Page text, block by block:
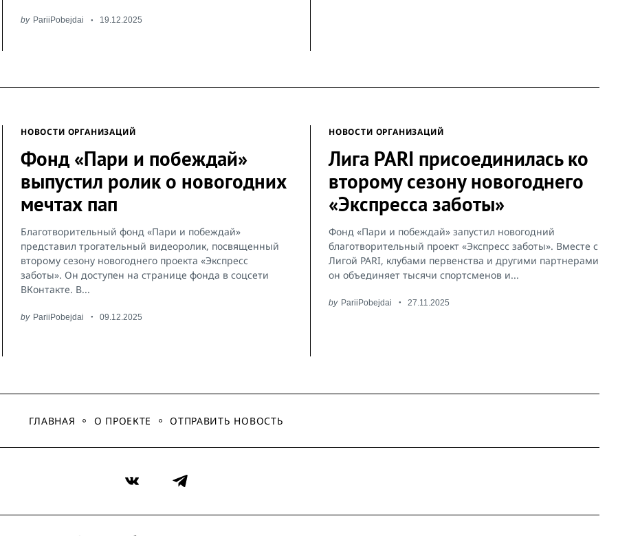
by PariiPobejdai 19.12.2025
НОВОСТИ ОРГАНИЗАЦИЙ
Фонд «Пари и побеждай»
выпустил ролик о новогодних
мечтах пап
Благотворительный фонд «Пари и побеждай»
представил трогательный видеоролик, посвященный
второму сезону новогоднего проекта «Экспресс
заботы». Он доступен на странице фонда в соцсети
ВКонтакте. В...
by PariiPobejdai 09.12.2025
НОВОСТИ ОРГАНИЗАЦИЙ
Лига PARI присоединилась ко
второму сезону новогоднего
«Экспресса заботы»
Фонд «Пари и побеждай» запустил новогодний
благотворительный проект «Экспресс заботы». Вместе с
Лигой PARI, клубами первенства и другими партнерами
он объединяет тысячи спортсменов и...
by PariiPobejdai 27.11.2025
ГЛАВНАЯ О ПРОЕКТЕ ОТПРАВИТЬ НОВОСТЬ
VK Telegram